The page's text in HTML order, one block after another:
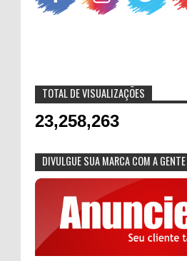
TOTAL DE VISUALIZAÇÕES
23,258,263
DIVULGUE SUA MARCA COM A GENTE